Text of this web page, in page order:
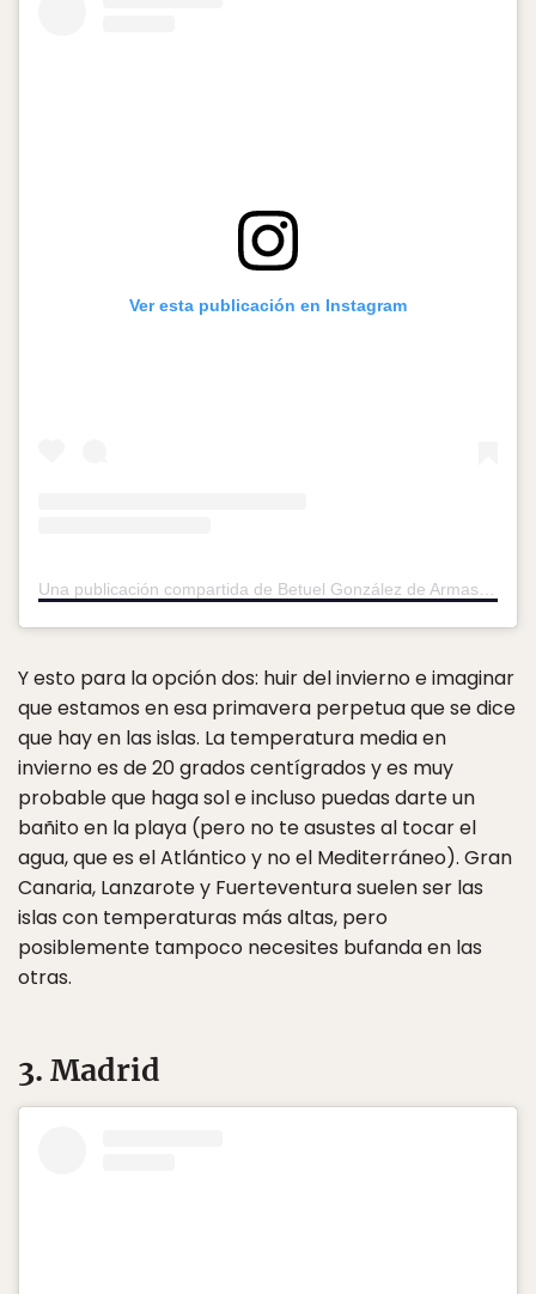
Ver esta publicación en Instagram
Y esto para la opción dos: huir del invierno e imaginar
que estamos en esa primavera perpetua que se dice
que hay en las islas. La temperatura media en
invierno es de 20 grados centígrados y es muy
probable que haga sol e incluso puedas darte un
bañito en la playa (pero no te asustes al tocar el
agua, que es el Atlántico y no el Mediterráneo). Gran
Canaria, Lanzarote y Fuerteventura suelen ser las
islas con temperaturas más altas, pero
posiblemente tampoco necesites bufanda en las
otras.
3. Madrid